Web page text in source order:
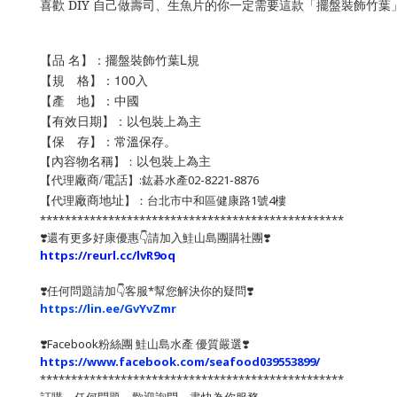
喜歡 DIY 自己做壽司、生魚片的你一定需要這款「擺盤裝飾竹葉
【品 名】：擺盤裝飾竹葉L規
【規 格】：100入
【產 地】：中國
【有效日期】：以包裝上為主
【保 存】：常溫保存。
【內容物名稱】： 以包裝上為主
【代理廠商/電話】:鈜碁水產02-8221-8876
【代理廠商地址】：台北市中和區健康路1號4樓
*************************************************
❣️還有更多好康優惠👇請加入鮭山島團購社團❣️
https://reurl.cc/lvR9oq
❣️任何問題請加👇客服*幫您解決你的疑問❣️
https://lin.ee/GvYvZmr
❣️Facebook粉絲團 鮭山島水產 優質嚴選❣️
https://www.facebook.com/seafood039553899/
*************************************************